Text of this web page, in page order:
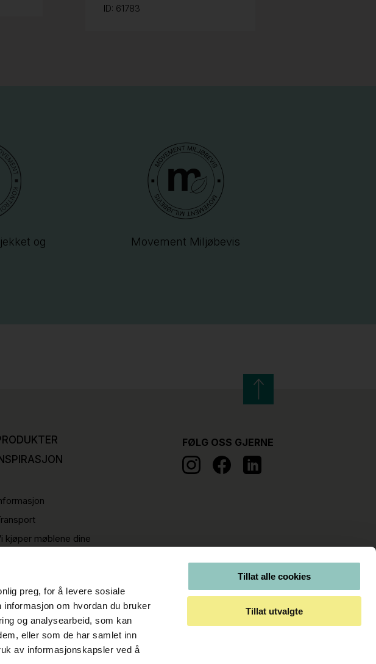
preg, for å levere sosiale
om hvordan du bruker
og analysearbeid, som kan
eller som de har samlet inn
av informasjonskapsler ved å
Tillat alle cookies
Tillat utvalgte
ID: 61783
og
Movement Miljøbevis
kjøper møblene dine
FØLG OSS GJERNE